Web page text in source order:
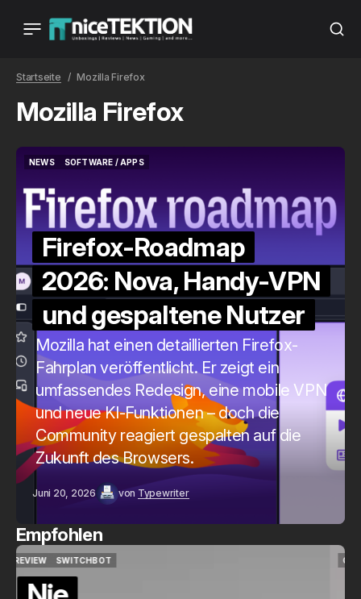
Startseite Mozilla Firefox
Mozilla Firefox
NEWS
SOFTWARE / APPS
Firefox-Roadmap
2026: Nova, Handy-VPN
und gespaltene Nutzer
Mozilla hat einen detaillierten Firefox-
Fahrplan veröffentlicht. Er zeigt ein
umfassendes Redesign, eine mobile VPN
und neue KI-Funktionen – doch die
Community reagiert gespalten auf die
Zukunft des Browsers.
Juni 20, 2026 von Typewriter
Empfohlen
QUICKCHECK
HOME ASSISTANT